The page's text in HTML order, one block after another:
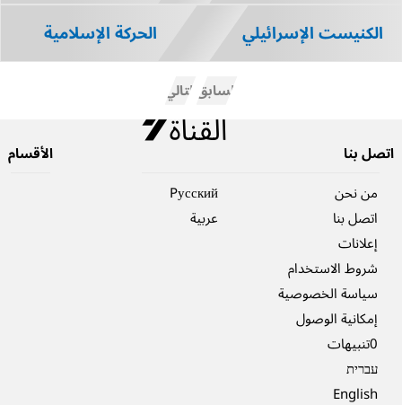
الكنيست الإسرائيلي
الحركة الإسلامية
السابق التالي
اتصل بنا
من نحن
اتصل بنا
إعلانات
شروط الاستخدام
سياسة الخصوصية
إمكانية الوصول
0تنبيهات
עברית
English
Pусский
عربية
الأقسام